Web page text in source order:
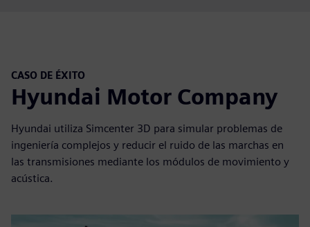
CASO DE ÉXITO
Hyundai Motor Company
Hyundai utiliza Simcenter 3D para simular problemas de
ingeniería complejos y reducir el ruido de las marchas en
las transmisiones mediante los módulos de movimiento y
acústica.